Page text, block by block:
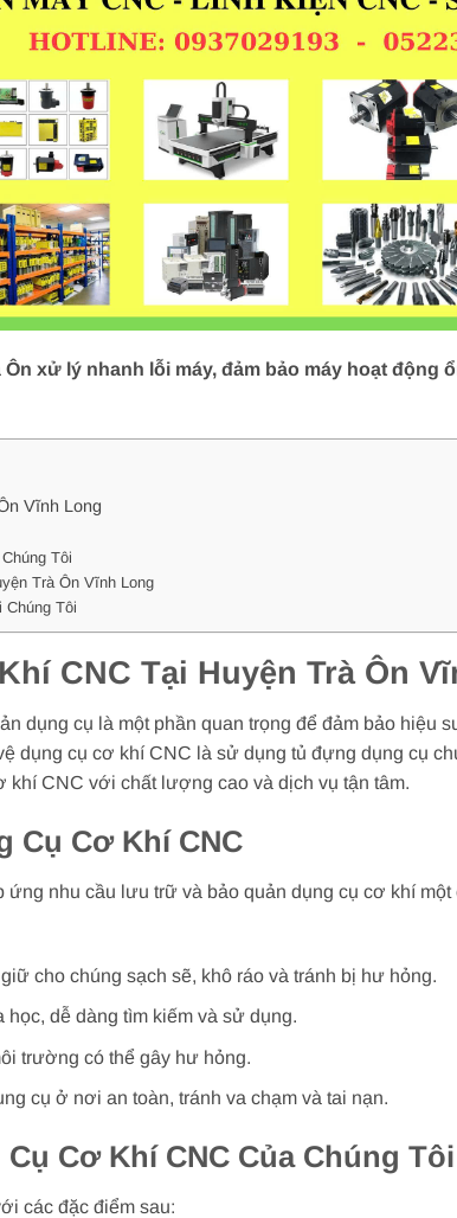
xử lý nhanh lỗi máy, đảm bảo máy hoạt động
Vĩnh Long
Tôi
Trà Ôn Vĩnh Long
Tôi
CNC Tại Huyện Trà Ôn
dụng cụ là một phần quan trọng để đảm bảo hiệu
dụng cụ cơ khí CNC là sử dụng tủ đựng dụng cụ
khí CNC với chất lượng cao và dịch vụ tận tâm.
Cụ Cơ Khí CNC
nhu cầu lưu trữ và bảo quản dụng cụ cơ khí
cho chúng sạch sẽ, khô ráo và tránh bị hư hỏng.
dễ dàng tìm kiếm và sử dụng.
trường có thể gây hư hỏng.
cụ ở nơi an toàn, tránh va chạm và tai nạn.
Cơ Khí CNC Của Chúng Tôi
các đặc điểm sau: